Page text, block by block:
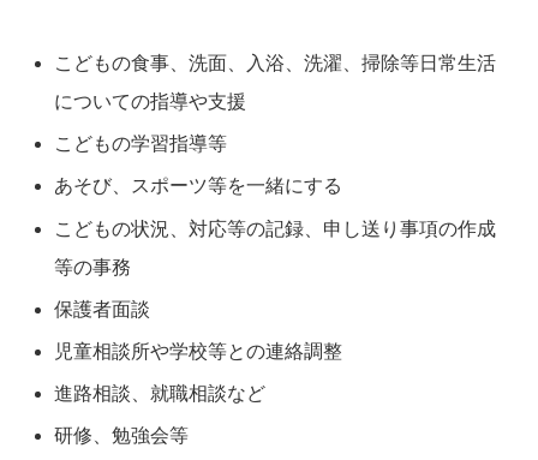
こどもの食事、洗面、入浴、洗濯、掃除等日常生活
についての指導や支援
こどもの学習指導等
あそび、スポーツ等を一緒にする
こどもの状況、対応等の記録、申し送り事項の作成
等の事務
保護者面談
児童相談所や学校等との連絡調整
進路相談、就職相談など
研修、勉強会等